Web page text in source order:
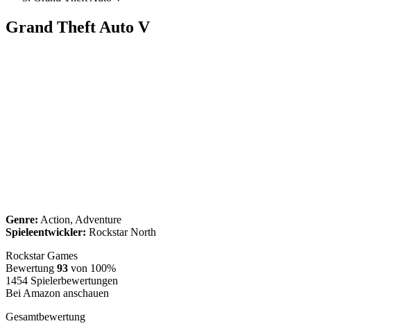
Grand Theft Auto V
Genre: Action, Adventure
Spieleentwickler: Rockstar North
Rockstar Games
Bewertung 93 von 100%
1454 Spielerbewertungen
Bei Amazon anschauen
Gesamtbewertung